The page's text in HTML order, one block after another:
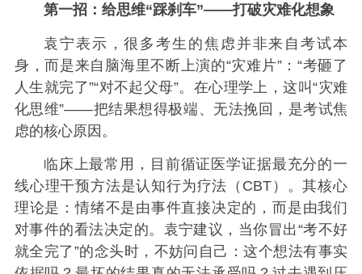
第一招：给思维“踩刹车”——打破灾难化想象
袁宁表示，很多考生的焦虑并非来自考试本
身，而是来自脑海里不断上演的“灾难片”：“考砸了
人生就完了”“对不起父母”。在心理学上，这叫“灾难
化思维”——把结果想得极端、无法挽回，是考试焦
虑的核心原因。
临床上最常用，目前循证医学证据最充分的一
线心理干预方法是认知行为疗法（CBT）。其核心
理论是：情绪不是由事件直接决定的，而是由我们
对事件的看法决定的。袁宁建议，当你冒出“考不好
就全完了”的念头时，不妨问自己：这个想法有事实